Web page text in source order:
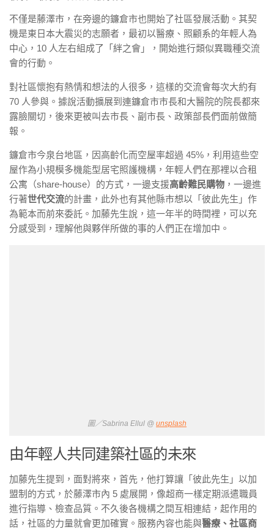
不僅是藤澤市，在旁邊的鐮倉市也開始了社區發展活動。其契
機是東日本大震災的志願者，最初以醫療、照顧系的年輕人為
中心，10 人左右組成了「絆之會」，開始進行類似異職種交流
會的行動。
對社區懷抱有熱情和想法的人很多，這樣的交流會每次大約有
70 人參與。據說活動擴展到連鐮倉市市長和大醫院的院長都來
露臉關切，後來更被叫去市長、副市長、政策部長們面前做簡
報。
鐮倉市今泉台地區，因高齡化而空屋率超過 45%，利用這些空
屋作為小規模多機能型居宅照護機構，年輕人們在那裡以合租
公寓（share-house）的方式，一邊支援高齡難民購物 ，一邊進
行著世代交流的計畫，此外也有其他縣市想以「彼此先生」作
為範本而前來委託。加藤先生說，這一年半的時間裡，可以充
分感受到，理解他與夥伴所做的事的人們正在增加中。
圖／Sabrina Ellul @ unsplash
由年輕人共同建築社區的未來
加藤先生提到，面對將來，首先，他打算讓「彼此先生」以加
盟制的方式，於藤澤市內 5 處展開，像超商一樣定期派遣職員
進行指導、檢查品質。不久後各機構之間互相連結，起作用的
話，社區的力量就會更加確實。服務內容也能與醫療、社區商